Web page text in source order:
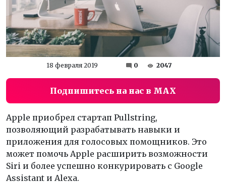
18 февраля 2019 0 2047
Подпишитесь на нас в MAX
Apple приобрел стартап Pullstring,
позволяющий разрабатывать навыки и
приложения для голосовых помощников. Это
может помочь Apple расширить возможности
Siri и более успешно конкурировать с Google
Assistant и Alexa.